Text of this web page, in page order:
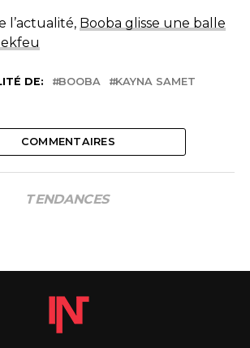
l’actualité, Booba glisse une balle
DE: BOOBA KAYNA SAMET
COMMENTAIRES
TENDANCES